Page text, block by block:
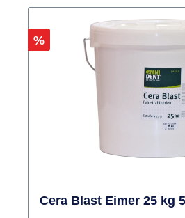
Rabatt
%
Cera Blast Eimer 25 kg